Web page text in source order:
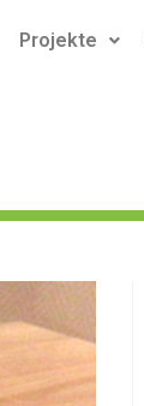
Projekte